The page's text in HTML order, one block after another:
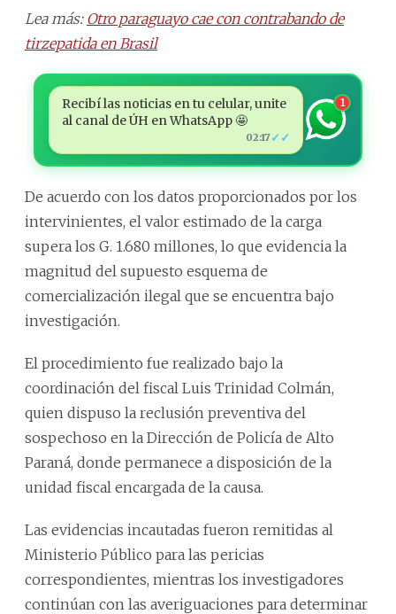
Lea más: Otro paraguayo cae con contrabando de
tirzepatida en Brasil
Recibí las noticias en tu celular, unite
al canal de ÚH en WhatsApp 🤩
02:17 ✓✓
1
De acuerdo con los datos proporcionados por los
intervinientes, el valor estimado de la carga
supera los G. 1.680 millones, lo que evidencia la
magnitud del supuesto esquema de
comercialización ilegal que se encuentra bajo
investigación.
El procedimiento fue realizado bajo la
coordinación del fiscal Luis Trinidad Colmán,
quien dispuso la reclusión preventiva del
sospechoso en la Dirección de Policía de Alto
Paraná, donde permanece a disposición de la
unidad fiscal encargada de la causa.
Las evidencias incautadas fueron remitidas al
Ministerio Público para las pericias
correspondientes, mientras los investigadores
continúan con las averiguaciones para determinar